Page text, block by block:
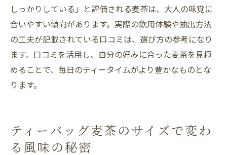
しっかりしている」と評価される麦茶は、大人の味覚に
合いやすい傾向があります。実際の飲用体験や抽出方法
の工夫が記載されている口コミは、選び方の参考になり
ます。口コミを活用し、自分の好みに合った麦茶を見極
めることで、毎日のティータイムがより豊かなものとな
ります。
ティーバッグ麦茶のサイズで変わ
る風味の秘密